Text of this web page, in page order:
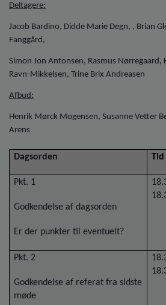
Deltagere:
Jacob Bardino, Didde Marie Degn, , Brian
Fanggård,
Simon Jon Antonsen, Rasmus Nørregaard,
Ravn-Mikkelsen, Trine Brix Andreasen
Afbud:
Henrik Mørck Mogensen, Susanne Vetter
Arens
Dagsorden Tid
Pkt. 1
Godkendelse af dagsorden
Er der punkter til eventuelt?
Pkt. 2
Godkendelse af referat fra sidste
møde